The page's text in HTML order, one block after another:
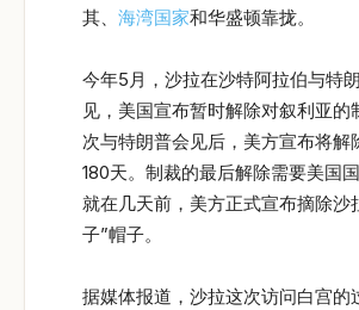
其、 海湾国家和华盛顿靠拢。
今年5月，沙拉在沙特阿拉伯与特
见，美国宣布暂时解除对叙利亚的
次与特朗普会见后，美方宣布将解
180天。制裁的最后解除需要美国国
就在几天前，美方正式宣布摘除沙
子”帽子。
据媒体报道，沙拉这次访问白宫的